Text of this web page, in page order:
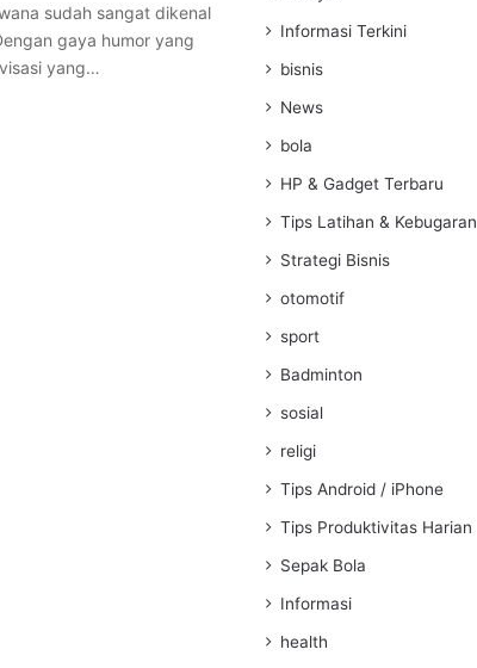
sudah sangat dikenal
gaya humor yang
yang…
Informasi Terkini
bisnis
News
bola
HP & Gadget Terbaru
Tips Latihan & Kebugaran
Strategi Bisnis
otomotif
sport
Badminton
sosial
religi
Tips Android / iPhone
Tips Produktivitas Harian
Sepak Bola
Informasi
health